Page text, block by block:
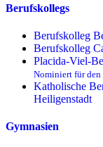
Berufskollegs
Berufskolleg
Berufskolleg
Placida-Viel-
Nominiert für den
Katholische
Heiligenstadt
Gymnasien